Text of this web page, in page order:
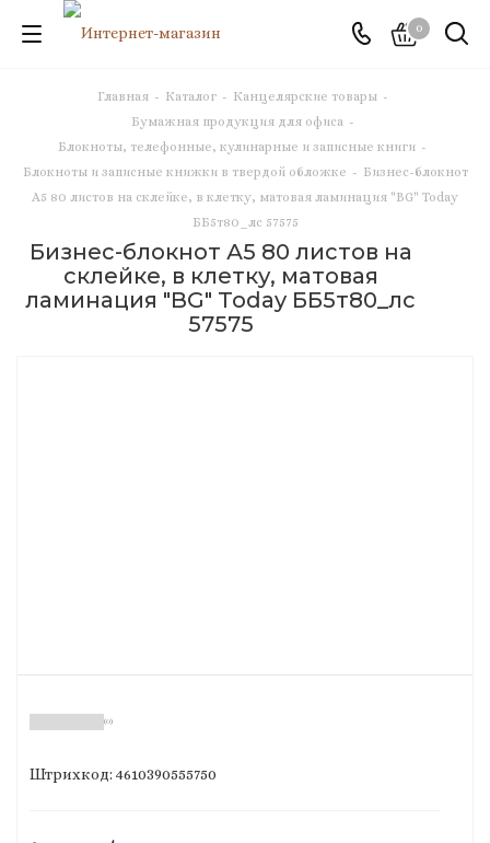
0
Главная - Каталог - Канцелярские товары -
Бумажная продукция для офиса -
Блокноты, телефонные, кулинарные и записные книги -
Блокноты и записные книжки в твердой обложке - Бизнес-блокнот
А5 80 листов на склейке, в клетку, матовая ламинация "BG" Today
ББ5т80_лс 57575
Бизнес-блокнот А5 80 листов на
склейке, в клетку, матовая
ламинация "BG" Today ББ5т80_лс
57575
(0)
Штрихкод: 4610390555750